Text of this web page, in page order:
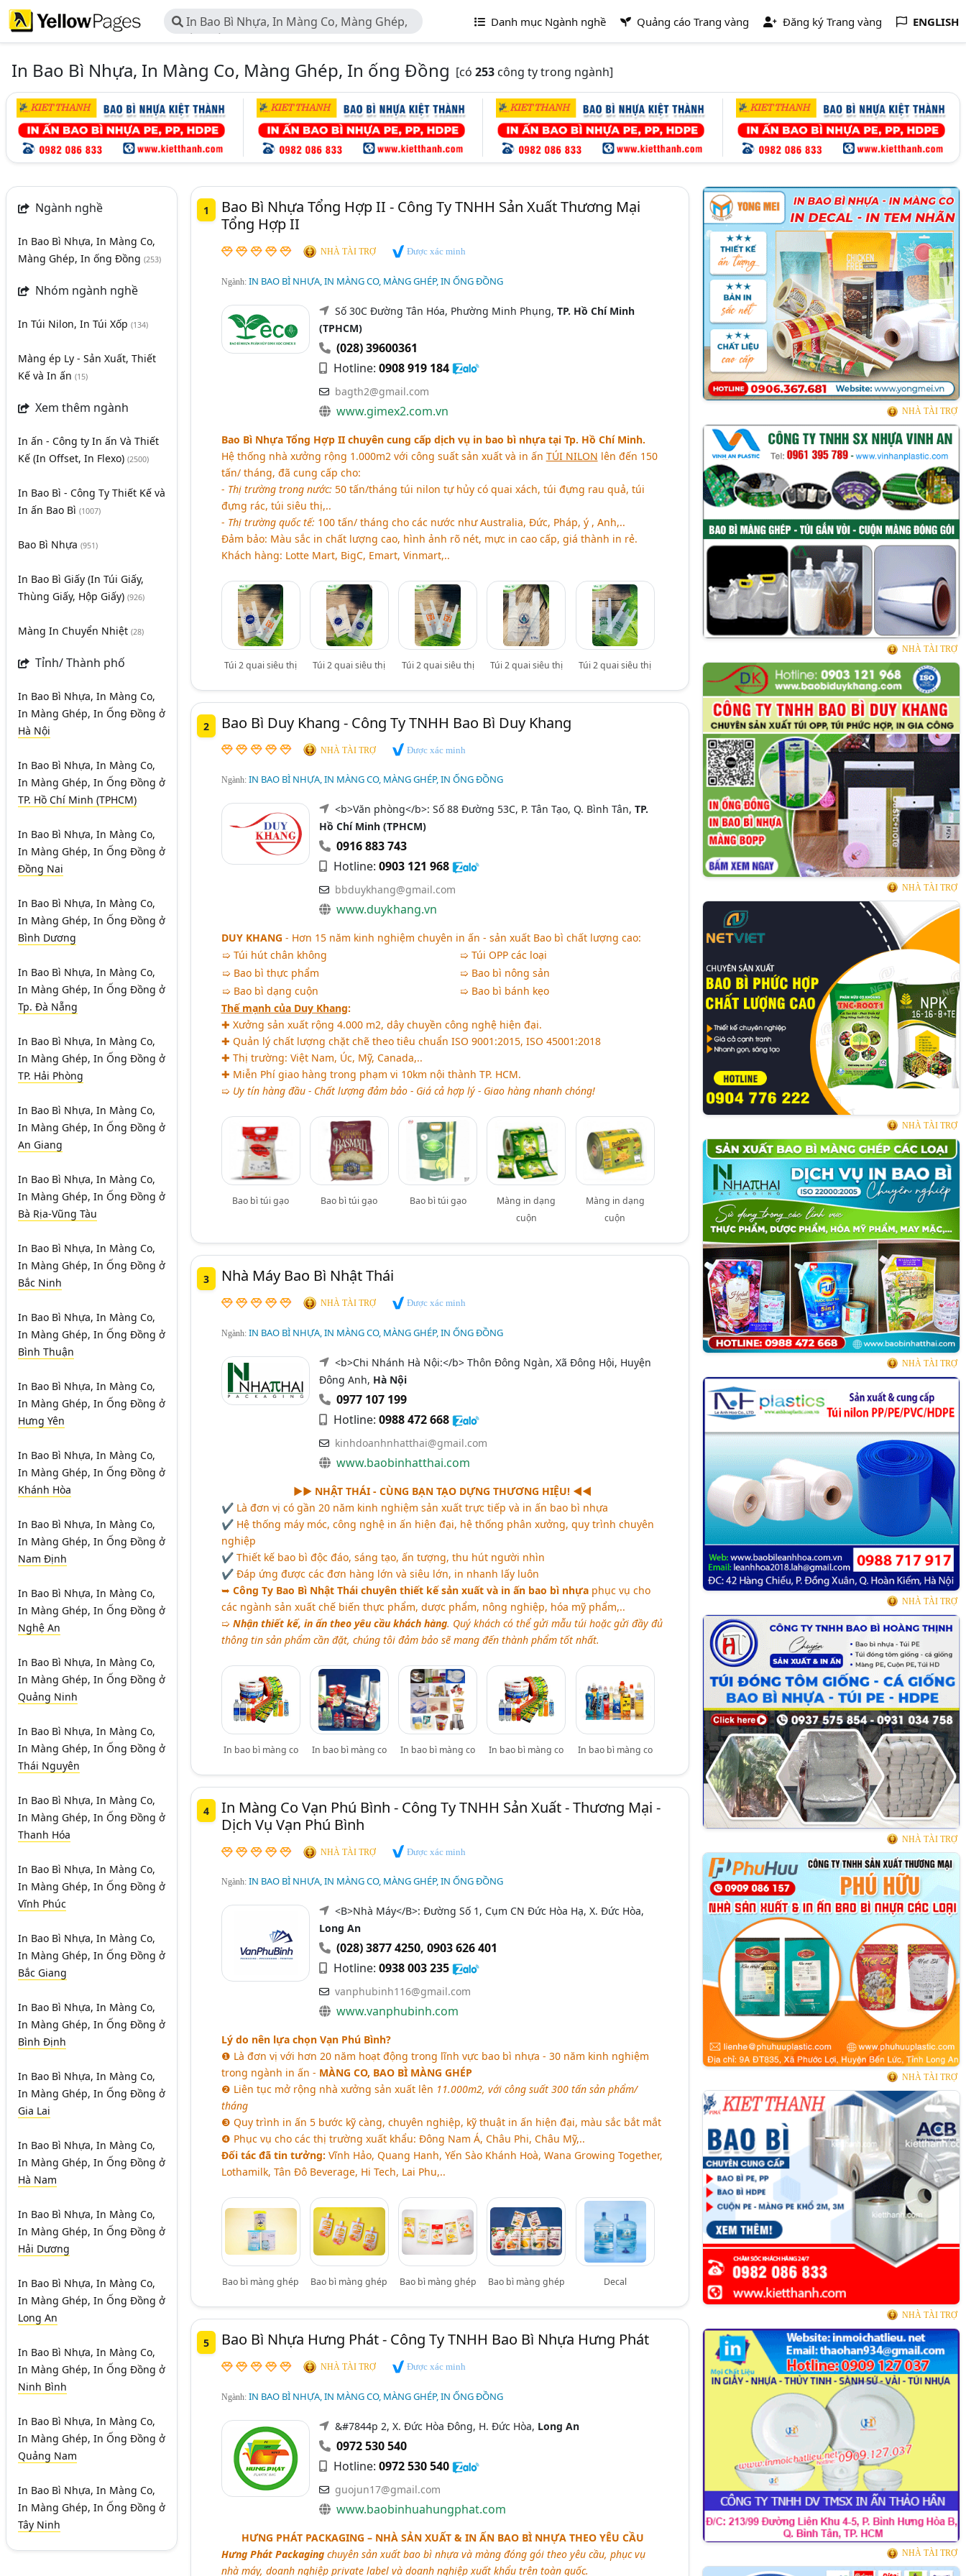
In Bao Bì Nhựa, In Màng Co, Màng Ghép,
In ống Đồng
Danh mục Ngành nghề Quảng cáo Trang vàng Đăng ký Trang vàng ENGLISH
In Bao Bì Nhựa, In Màng Co, Màng Ghép, In ống Đồng [có 253 công ty trong ngành]
Ngành nghề
In Bao Bì Nhựa, In Màng Co,
Màng Ghép, In ống Đồng (253)
Nhóm ngành nghề
In Túi Nilon, In Túi Xốp (134)
Màng ép Ly - Sản Xuất, Thiết
Kế và In ấn (15)
Xem thêm ngành
In ấn - Công ty In ấn Và Thiết
Kế (In Offset, In Flexo) (2500)
In Bao Bì - Công Ty Thiết Kế và
In ấn Bao Bì (1007)
Bao Bì Nhựa (951)
In Bao Bì Giấy (In Túi Giấy,
Thùng Giấy, Hộp Giấy) (926)
Màng In Chuyển Nhiệt (28)
Tỉnh/ Thành phố
In Bao Bì Nhựa, In Màng Co,
In Màng Ghép, In Ống Đồng ở
Hà Nội
In Bao Bì Nhựa, In Màng Co,
In Màng Ghép, In Ống Đồng ở
TP. Hồ Chí Minh (TPHCM)
In Bao Bì Nhựa, In Màng Co,
In Màng Ghép, In Ống Đồng ở
Đồng Nai
In Bao Bì Nhựa, In Màng Co,
In Màng Ghép, In Ống Đồng ở
Bình Dương
In Bao Bì Nhựa, In Màng Co,
In Màng Ghép, In Ống Đồng ở
Tp. Đà Nẵng
In Bao Bì Nhựa, In Màng Co,
In Màng Ghép, In Ống Đồng ở
TP. Hải Phòng
In Bao Bì Nhựa, In Màng Co,
In Màng Ghép, In Ống Đồng ở
An Giang
In Bao Bì Nhựa, In Màng Co,
In Màng Ghép, In Ống Đồng ở
Bà Rịa-Vũng Tàu
In Bao Bì Nhựa, In Màng Co,
In Màng Ghép, In Ống Đồng ở
Bắc Ninh
In Bao Bì Nhựa, In Màng Co,
In Màng Ghép, In Ống Đồng ở
Bình Thuận
In Bao Bì Nhựa, In Màng Co,
In Màng Ghép, In Ống Đồng ở
Hưng Yên
In Bao Bì Nhựa, In Màng Co,
In Màng Ghép, In Ống Đồng ở
Khánh Hòa
In Bao Bì Nhựa, In Màng Co,
In Màng Ghép, In Ống Đồng ở
Nam Định
In Bao Bì Nhựa, In Màng Co,
In Màng Ghép, In Ống Đồng ở
Nghệ An
In Bao Bì Nhựa, In Màng Co,
In Màng Ghép, In Ống Đồng ở
Quảng Ninh
In Bao Bì Nhựa, In Màng Co,
In Màng Ghép, In Ống Đồng ở
Thái Nguyên
In Bao Bì Nhựa, In Màng Co,
In Màng Ghép, In Ống Đồng ở
Thanh Hóa
In Bao Bì Nhựa, In Màng Co,
In Màng Ghép, In Ống Đồng ở
Vĩnh Phúc
In Bao Bì Nhựa, In Màng Co,
In Màng Ghép, In Ống Đồng ở
Bắc Giang
In Bao Bì Nhựa, In Màng Co,
In Màng Ghép, In Ống Đồng ở
Bình Định
In Bao Bì Nhựa, In Màng Co,
In Màng Ghép, In Ống Đồng ở
Gia Lai
In Bao Bì Nhựa, In Màng Co,
In Màng Ghép, In Ống Đồng ở
Hà Nam
In Bao Bì Nhựa, In Màng Co,
In Màng Ghép, In Ống Đồng ở
Hải Dương
In Bao Bì Nhựa, In Màng Co,
In Màng Ghép, In Ống Đồng ở
Long An
In Bao Bì Nhựa, In Màng Co,
In Màng Ghép, In Ống Đồng ở
Ninh Bình
In Bao Bì Nhựa, In Màng Co,
In Màng Ghép, In Ống Đồng ở
Quảng Nam
In Bao Bì Nhựa, In Màng Co,
In Màng Ghép, In Ống Đồng ở
Tây Ninh
1
Bao Bì Nhựa Tổng Hợp II - Công Ty TNHH Sản Xuất Thương Mại
Tổng Hợp II
NHÀ TÀI TRỢ Được xác minh
Ngành: IN BAO BÌ NHỰA, IN MÀNG CO, MÀNG GHÉP, IN ỐNG ĐỒNG
Số 30C Đường Tân Hóa, Phường Minh Phụng, TP. Hồ Chí Minh
(TPHCM)
(028) 39600361
Hotline: 0908 919 184
bagth2@gmail.com
www.gimex2.com.vn
Bao Bì Nhựa Tổng Hợp II chuyên cung cấp dịch vụ in bao bì nhựa tại Tp. Hồ Chí Minh.
Hệ thống nhà xưởng rộng 1.000m2 với công suất sản xuất và in ấn TÚI NILON lên đến 150
tấn/ tháng, đã cung cấp cho:
- Thị trường trong nước: 50 tấn/tháng túi nilon tự hủy có quai xách, túi đựng rau quả, túi
đựng rác, túi siêu thị,..
- Thị trường quốc tế: 100 tấn/ tháng cho các nước như Australia, Đức, Pháp, ý , Anh,..
Đảm bảo: Màu sắc in chất lượng cao, hình ảnh rõ nét, mực in cao cấp, giá thành in rẻ.
Khách hàng: Lotte Mart, BigC, Emart, Vinmart,..
Túi 2 quai siêu thị Túi 2 quai siêu thị Túi 2 quai siêu thị Túi 2 quai siêu thị Túi 2 quai siêu thị
2 Bao Bì Duy Khang - Công Ty TNHH Bao Bì Duy Khang
NHÀ TÀI TRỢ Được xác minh
Ngành: IN BAO BÌ NHỰA, IN MÀNG CO, MÀNG GHÉP, IN ỐNG ĐỒNG
<b>Văn phòng</b>: Số 88 Đường 53C, P. Tân Tạo, Q. Bình Tân, TP.
Hồ Chí Minh (TPHCM)
0916 883 743
Hotline: 0903 121 968
bbduykhang@gmail.com
www.duykhang.vn
DUY KHANG - Hơn 15 năm kinh nghiệm chuyên in ấn - sản xuất Bao bì chất lượng cao:
➯ Túi hút chân không
➯ Túi OPP các loại
➯ Bao bì thực phẩm
➯ Bao bì nông sản
➯ Bao bì dạng cuộn
➯ Bao bì bánh kẹo
Thế mạnh của Duy Khang:
✚ Xưởng sản xuất rộng 4.000 m2, dây chuyền công nghệ hiện đại.
✚ Quản lý chất lượng chặt chẽ theo tiêu chuẩn ISO 9001:2015, ISO 45001:2018
✚ Thị trường: Việt Nam, Úc, Mỹ, Canada,..
✚ Miễn Phí giao hàng trong phạm vi 10km nội thành TP. HCM.
➯ Uy tín hàng đầu - Chất lượng đảm bảo - Giá cả hợp lý - Giao hàng nhanh chóng!
Bao bì túi gạo Bao bì túi gạo Bao bì túi gạo
Màng in dạng
cuộn
Màng in dạng
cuộn
3 Nhà Máy Bao Bì Nhật Thái
NHÀ TÀI TRỢ Được xác minh
Ngành: IN BAO BÌ NHỰA, IN MÀNG CO, MÀNG GHÉP, IN ỐNG ĐỒNG
<b>Chi Nhánh Hà Nội:</b> Thôn Đông Ngàn, Xã Đông Hội, Huyện
Đông Anh, Hà Nội
0977 107 199
Hotline: 0988 472 668
kinhdoanhnhatthai@gmail.com
www.baobinhatthai.com
►► NHẬT THÁI - CÙNG BẠN TẠO DỰNG THƯƠNG HIỆU! ◄◄
✔ Là đơn vị có gần 20 năm kinh nghiệm sản xuất trực tiếp và in ấn bao bì nhựa
✔ Hệ thống máy móc, công nghệ in ấn hiện đại, hệ thống phân xưởng, quy trình chuyên
nghiệp
✔ Thiết kế bao bì độc đáo, sáng tạo, ấn tượng, thu hút người nhìn
✔ Đáp ứng được các đơn hàng lớn và siêu lớn, in nhanh lấy luôn
➥ Công Ty Bao Bì Nhật Thái chuyên thiết kế sản xuất và in ấn bao bì nhựaphục vụ cho
các ngành sản xuất chế biến thực phẩm, dược phẩm, nông nghiệp, hóa mỹ phẩm,..
➯ Nhận thiết kế, in ấn theo yêu cầu khách hàng. Quý khách có thể gửi mẫu túi hoặc gửi đầy đủ
thông tin sản phẩm cần đặt, chúng tôi đảm bảo sẽ mang đến thành phẩm tốt nhất.
In bao bì màng co In bao bì màng co In bao bì màng co In bao bì màng co In bao bì màng co
4
In Màng Co Vạn Phú Bình - Công Ty TNHH Sản Xuất - Thương Mại -
Dịch Vụ Vạn Phú Bình
NHÀ TÀI TRỢ Được xác minh
Ngành: IN BAO BÌ NHỰA, IN MÀNG CO, MÀNG GHÉP, IN ỐNG ĐỒNG
<B>Nhà Máy</B>: Đường Số 1, Cụm CN Đức Hòa Hạ, X. Đức Hòa,
Long An
(028) 3877 4250, 0903 626 401
Hotline: 0938 003 235
vanphubinh116@gmail.com
www.vanphubinh.com
Lý do nên lựa chọn Vạn Phú Bình?
❶ Là đơn vị với hơn 20 năm hoạt động trong lĩnh vực bao bì nhựa - 30 năm kinh nghiệm
trong ngành in ấn - MÀNG CO, BAO BÌ MÀNG GHÉP
❷ Liên tục mở rộng nhà xưởng sản xuất lên 11.000m2, với công suất 300 tấn sản phẩm/
tháng
❸ Quy trình in ấn 5 bước kỹ càng, chuyên nghiệp, kỹ thuật in ấn hiện đại, màu sắc bắt mắt
❹ Phục vụ cho các thị trường xuất khẩu: Đông Nam Á, Châu Phi, Châu Mỹ,..
Đối tác đã tin tưởng: Vĩnh Hảo, Quang Hanh, Yến Sào Khánh Hoà, Wana Growing Together,
Lothamilk, Tân Đô Beverage, Hi Tech, Lai Phu,..
Bao bì màng ghép Bao bì màng ghép Bao bì màng ghép Bao bì màng ghép Decal
5 Bao Bì Nhựa Hưng Phát - Công Ty TNHH Bao Bì Nhựa Hưng Phát
NHÀ TÀI TRỢ Được xác minh
Ngành: IN BAO BÌ NHỰA, IN MÀNG CO, MÀNG GHÉP, IN ỐNG ĐỒNG
&#7844p 2, X. Đức Hòa Đông, H. Đức Hòa, Long An
0972 530 540
Hotline: 0972 530 540
guojun17@gmail.com
www.baobinhuahungphat.com
HƯNG PHÁT PACKAGING – NHÀ SẢN XUẤT & IN ẤN BAO BÌ NHỰA THEO YÊU CẦU
Hưng Phát Packagingchuyên sản xuất bao bì nhựa và màng đóng gói theo yêu cầu, phục vụ
nhà máy, doanh nghiệp private label và doanh nghiệp xuất khẩu trên toàn quốc.
NHÀ TÀI TRỢ
NHÀ TÀI TRỢ
NHÀ TÀI TRỢ
NHÀ TÀI TRỢ
NHÀ TÀI TRỢ
NHÀ TÀI TRỢ
NHÀ TÀI TRỢ
NHÀ TÀI TRỢ
NHÀ TÀI TRỢ
NHÀ TÀI TRỢ